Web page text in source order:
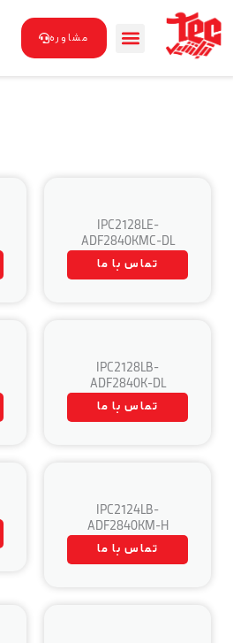
محتوا
مشاوره
IPC2128LE-
ADF2840KMC-DL
تماس با ما
IPC2128LB-
ADF2840K-DL
تماس با ما
IPC2124LB-
ADF2840KM-H
تماس با ما